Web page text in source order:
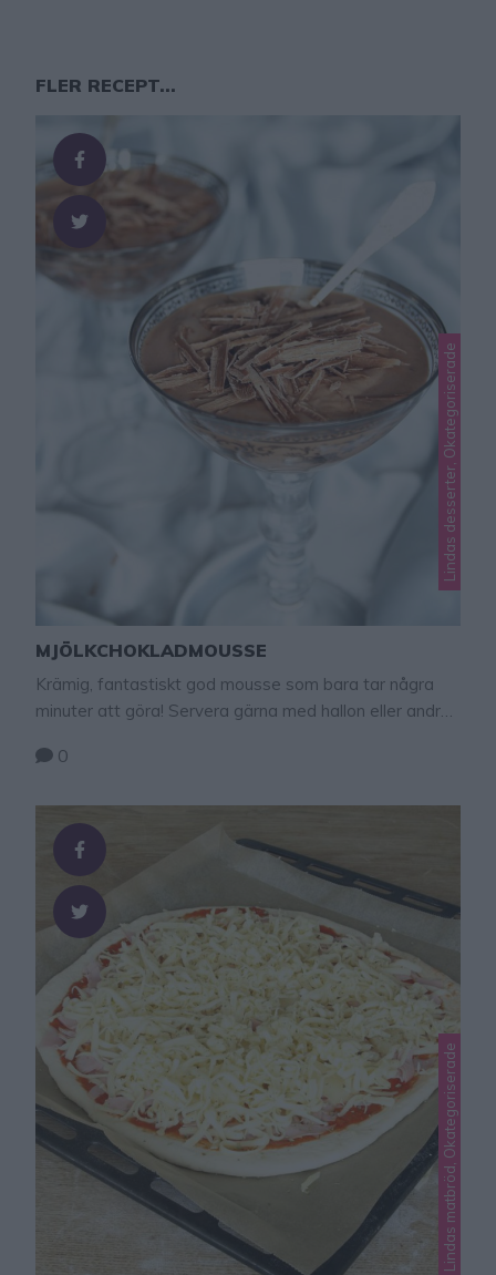
FLER RECEPT...
Lindas desserter, Okategoriserade
MJÖLKCHOKLADMOUSSE
Krämig, fantastiskt god mousse som bara tar några
minuter att göra! Servera gärna med hallon eller andra
0
Lindas matbröd, Okategoriserade